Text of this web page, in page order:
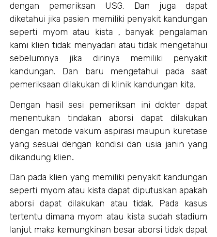
dengan pemeriksan USG. Dan juga dapat
diketahui jika pasien memiliki penyakit kandungan
seperti myom atau kista , banyak pengalaman
kami klien tidak menyadari atau tidak mengetahui
sebelumnya jika dirinya memiliki penyakit
kandungan. Dan baru mengetahui pada saat
pemeriksaan dilakukan di klinik kandungan kita.
Dengan hasil sesi pemeriksan ini dokter dapat
menentukan tindakan aborsi dapat dilakukan
dengan metode vakum aspirasi maupun kuretase
yang sesuai dengan kondisi dan usia janin yang
dikandung klien..
Dan pada klien yang memiliki penyakit kandungan
seperti myom atau kista dapat diputuskan apakah
aborsi dapat dilakukan atau tidak. Pada kasus
tertentu dimana myom atau kista sudah stadium
lanjut maka kemungkinan besar aborsi tidak dapat